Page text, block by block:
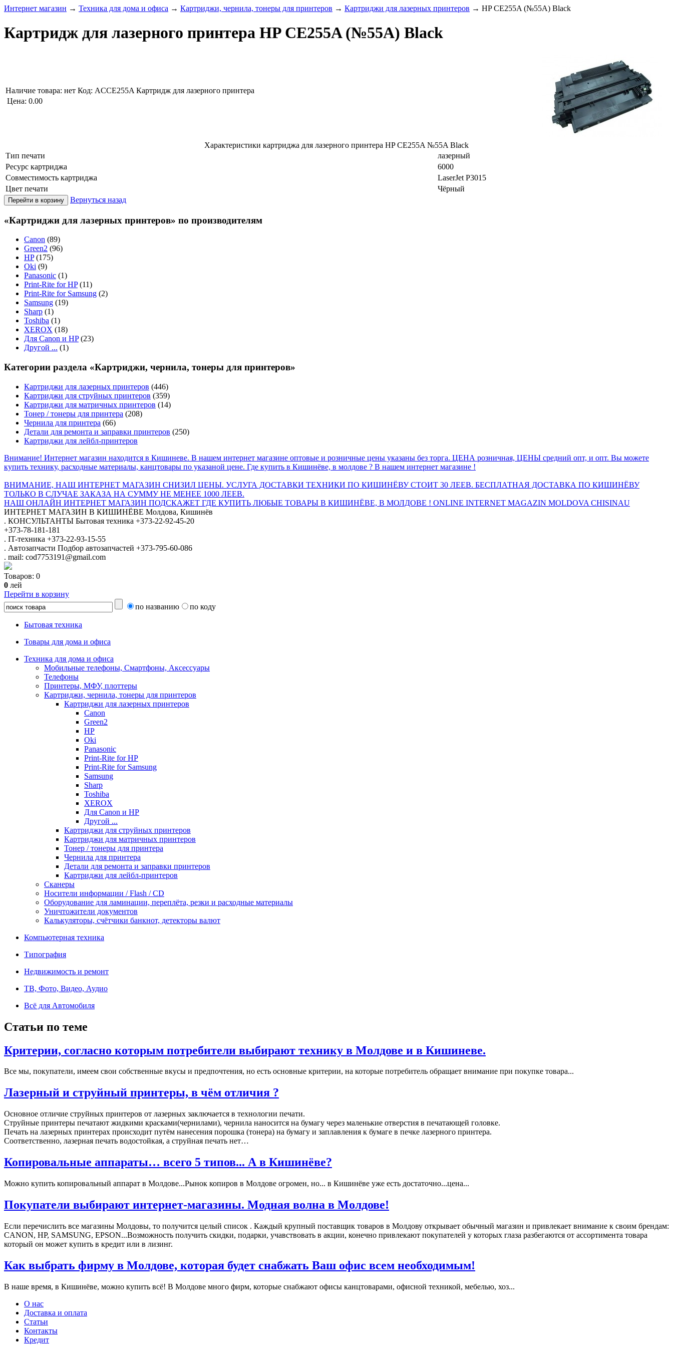
Интернет магазин → Техника для дома и офиса → Картриджи, чернила, тонеры для принтеров → Картриджи для лазерных принтеров → HP CE255A (№55A) Black
Картридж для лазерного принтера HP CE255A (№55A) Black
Наличие товара: нет Код: ACCE255A Картридж для лазерного принтера
Цена: 0.00
Характеристики картриджа для лазерного принтера HP CE255A №55A Black
Тип печати
лазерный
Ресурс картриджа
6000
Совместимость картриджа
LaserJet P3015
Цвет печати
Чёрный
Вернуться назад
«Картриджи для лазерных принтеров» по производителям
Canon (89)
Green2 (96)
HP(175)
Oki (9)
Panasonic (1)
Print-Rite for HP(11)
Print-Rite for Samsung (2)
Samsung (19)
Sharp (1)
Toshiba (1)
XEROX (18)
Для Canon и HP(23)
Другой ... (1)
Категории раздела «Картриджи, чернила, тонеры для принтеров»
Картриджи для лазерных принтеров (446)
Картриджи для струйных принтеров (359)
Картриджи для матричных принтеров (14)
Тонер / тонеры для принтера (208)
Чернила для принтера (66)
Детали для ремонта и заправки принтеров (250)
Картриджи для лейбл-принтеров
Внимание! Интернет магазин находится в Кишиневе. В нашем интернет магазине оптовые и розничные цены указаны без торга. ЦЕНА розничная, ЦЕНЫ средний опт, и опт. Вы можете
купить технику, расходные материалы, канцтовары по указаной цене. Где купить в Кишинёве, в молдове ? В нашем интернет магазине !
ВНИМАНИЕ, НАШ ИНТЕРНЕТ МАГАЗИН СНИЗИЛ ЦЕНЫ. УСЛУГА ДОСТАВКИ ТЕХНИКИ ПО КИШИНЁВУ СТОИТ 30 ЛЕЕВ. БЕСПЛАТНАЯ ДОСТАВКА ПО КИШИНЁВУ
ТОЛЬКО В СЛУЧАЕ ЗАКАЗА НА СУММУ НЕ МЕНЕЕ 1000 ЛЕЕВ.
НАШ ОНЛАЙН ИНТЕРНЕТ МАГАЗИН ПОДСКАЖЕТ ГДЕ КУПИТЬ ЛЮБЫЕ ТОВАРЫ В КИШИНЁВЕ, В МОЛДОВЕ ! ONLINE INTERNET MAGAZIN MOLDOVA CHISINAU
ИНТЕРНЕТ МАГАЗИН В КИШИНЁВЕ Молдова, Кишинёв
. КОНСУЛЬТАНТЫ Бытовая техника +373-22-92-45-20
+373-78-181-181
. IT-техника +373-22-93-15-55
. Автозапчасти Подбор автозапчастей +373-795-60-086
. mail: cod7753191@gmail.com
Товаров: 0
0 лей
Перейти в корзину
по названию
по коду
Бытовая техника
Товары для дома и офиса
Техника для дома и офиса
Мобильные телефоны, Смартфоны, Аксессуары
Телефоны
Принтеры, МФУ, плоттеры
Картриджи, чернила, тонеры для принтеров
Картриджи для лазерных принтеров
Canon
Green2
HP
Oki
Panasonic
Print-Rite for HP
Print-Rite for Samsung
Samsung
Sharp
Toshiba
XEROX
Для Canon и HP
Другой ...
Картриджи для струйных принтеров
Картриджи для матричных принтеров
Тонер / тонеры для принтера
Чернила для принтера
Детали для ремонта и заправки принтеров
Картриджи для лейбл-принтеров
Сканеры
Носители информации / Flash / CD
Оборудование для ламинации, переплёта, резки и расходные материалы
Уничтожители документов
Калькуляторы, счётчики банкнот, детекторы валют
Компьютерная техника
Типография
Недвижимость и ремонт
ТВ, Фото, Видео, Аудио
Всё для Автомобиля
Статьи по теме
Критерии, согласно которым потребители выбирают технику в Молдове и в Кишиневе.
Все мы, покупатели, имеем свои собственные вкусы и предпочтения, но есть основные критерии, на которые потребитель обращает внимание при покупке товара...
Лазерный и струйный принтеры, в чём отличия ?
Основное отличие струйных принтеров от лазерных заключается в технологии печати.
Струйные принтеры печатают жидкими красками(чернилами), чернила наносится на бумагу через маленькие отверстия в печатающей головке.
Печать на лазерных принтерах происходит путём нанесения порошка (тонера) на бумагу и заплавления к бумаге в печке лазерного принтера.
Соответственно, лазерная печать водостойкая, а струйная печать нет…
Копировальные аппараты… всего 5 типов... А в Кишинёве?
Можно купить копировальный аппарат в Молдове...Рынок копиров в Молдове огромен, но... в Кишинёве уже есть достаточно...цена...
Покупатели выбирают интернет-магазины. Модная волна в Молдове!
Если перечислить все магазины Молдовы, то получится целый список . Каждый крупный поставщик товаров в Молдову открывает обычный магазин и привлекает внимание к своим брендам:
СANON, HP, SAMSUNG, EPSON...Возможность получить скидки, подарки, учавствовать в акции, конечно привлекают покупателей у которых глаза разбегаются от ассортимента товара
который он может купить в кредит или в лизинг.
Как выбрать фирму в Молдове, которая будет снабжать Ваш офис всем необходимым!
В наше время, в Кишинёве, можно купить всё! В Молдове много фирм, которые снабжают офисы канцтоварами, офисной техникой, мебелью, хоз...
О нас
Доставка и оплата
Статьи
Контакты
Кредит